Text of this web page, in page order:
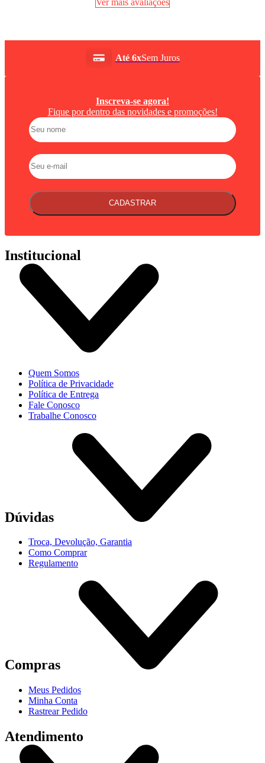
Até 6xSem Juros
Inscreva-se agora!
Fique por dentro das novidades e promoções!
CADASTRAR
Institucional
Quem Somos
Política de Privacidade
Política de Entrega
Fale Conosco
Trabalhe Conosco
Dúvidas
Troca, Devolução, Garantia
Como Comprar
Regulamento
Compras
Meus Pedidos
Minha Conta
Rastrear Pedido
Atendimento